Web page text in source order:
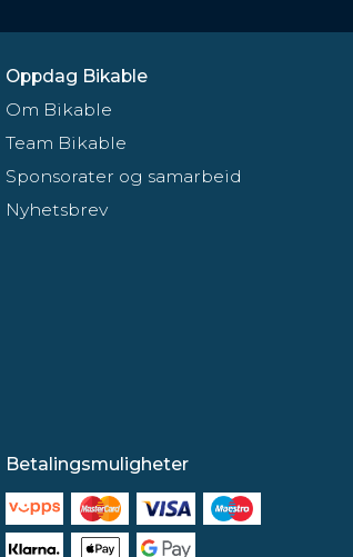
Oppdag Bikable
Om Bikable
Team Bikable
Sponsorater og samarbeid
Nyhetsbrev
Betalingsmuligheter